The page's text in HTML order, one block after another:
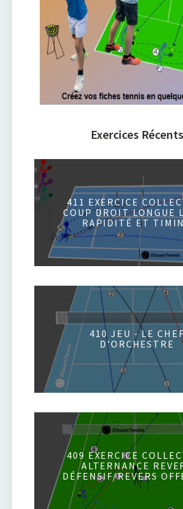
Exercices Récents
411 EXERCICE
COUP DROIT LONGUE
RAPIDITÉ ET
410 JEU - LE CHEF
D'ORCHESTRE
409 EXERCICE
ALTERNANCE
DÉFENSIF/REVERS